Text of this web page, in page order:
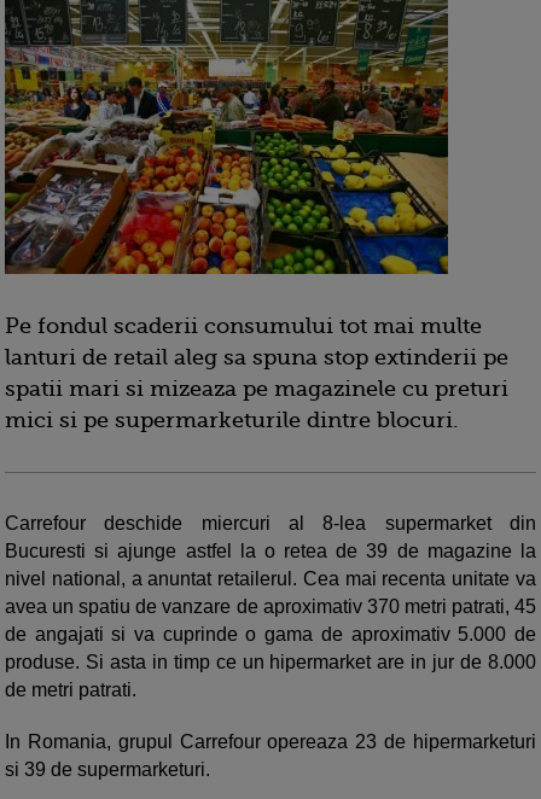
Pe fondul scaderii consumului tot mai multe
lanturi de retail aleg sa spuna stop extinderii pe
spatii mari si mizeaza pe magazinele cu preturi
mici si pe supermarketurile dintre blocuri.
Carrefour deschide miercuri al 8-lea supermarket din
Bucuresti si ajunge astfel la o retea de 39 de magazine la
nivel national, a anuntat retailerul. Cea mai recenta unitate va
avea un spatiu de vanzare de aproximativ 370 metri patrati, 45
de angajati si va cuprinde o gama de aproximativ 5.000 de
produse. Si asta in timp ce un hipermarket are in jur de 8.000
de metri patrati.
In Romania, grupul Carrefour opereaza 23 de hipermarketuri
si 39 de supermarketuri.